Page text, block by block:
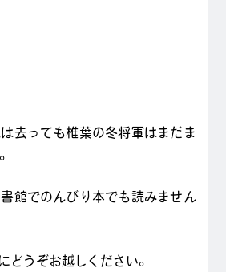
去っても椎葉の冬将軍はまだま
館でのんびり本でも読みません
にどうぞお越しください。